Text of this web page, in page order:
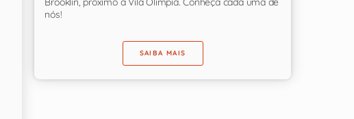
nós!
SAIBA MAIS